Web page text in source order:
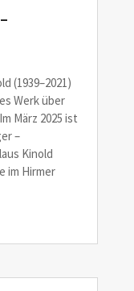
(1939–2021)
Werk über
März 2025 ist
–
Kinold
im Hirmer